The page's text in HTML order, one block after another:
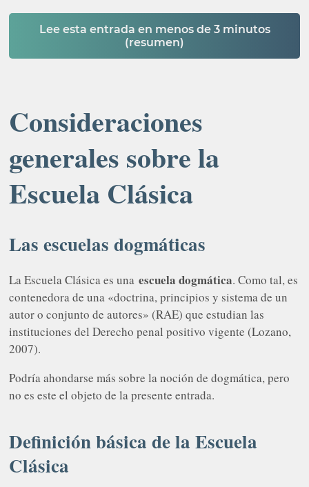
Lee esta entrada en menos de 3 minutos
(resumen)
Consideraciones
generales sobre la
Escuela Clásica
Las escuelas dogmáticas
La Escuela Clásica es unaescuela dogmática. Como tal, es
contenedora de una «doctrina, principios y sistema de un
autor o conjunto de autores» (RAE) que estudian las
instituciones del Derecho penal positivo vigente (Lozano,
2007).
Podría ahondarse más sobre la noción de dogmática, pero
no es este el objeto de la presente entrada.
Definición básica de la Escuela
Clásica